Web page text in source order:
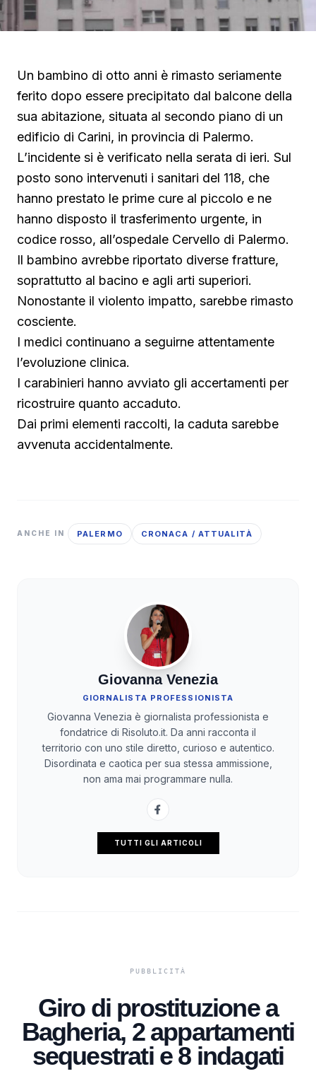
Un bambino di otto anni è rimasto seriamente
ferito dopo essere precipitato dal balcone della
sua abitazione, situata al secondo piano di un
edificio di Carini, in provincia di Palermo.
L’incidente si è verificato nella serata di ieri. Sul
posto sono intervenuti i sanitari del 118, che
hanno prestato le prime cure al piccolo e ne
hanno disposto il trasferimento urgente, in
codice rosso, all’ospedale Cervello di Palermo.
Il bambino avrebbe riportato diverse fratture,
soprattutto al bacino e agli arti superiori.
Nonostante il violento impatto, sarebbe rimasto
cosciente.
I medici continuano a seguirne attentamente
l’evoluzione clinica.
I carabinieri hanno avviato gli accertamenti per
ricostruire quanto accaduto.
Dai primi elementi raccolti, la caduta sarebbe
avvenuta accidentalmente.
ANCHE IN PALERMO CRONACA / ATTUALITÀ
Giovanna Venezia
GIORNALISTA PROFESSIONISTA
Giovanna Venezia è giornalista professionista e
fondatrice di Risoluto.it. Da anni racconta il
territorio con uno stile diretto, curioso e autentico.
Disordinata e caotica per sua stessa ammissione,
non ama mai programmare nulla.
TUTTI GLI ARTICOLI
Giro di prostituzione a
Bagheria, 2 appartamenti
sequestrati e 8 indagati